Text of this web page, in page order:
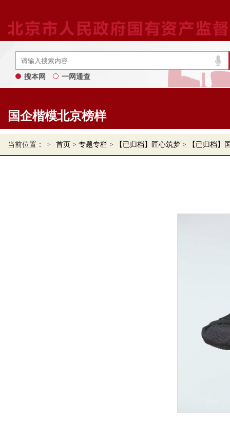
搜本网 一网通查
国企楷模北京榜样
当前位置： 首页 > 专题专栏 > 【已归档】匠心筑梦 > 【已归档】